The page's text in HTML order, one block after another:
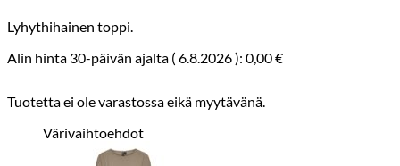
Lyhythihainen toppi.
Alin hinta 30-päivän ajalta ( 6.8.2026): 0,00€
Tuotetta ei ole varastossa eikä myytävänä.
Värivaihtoehdot